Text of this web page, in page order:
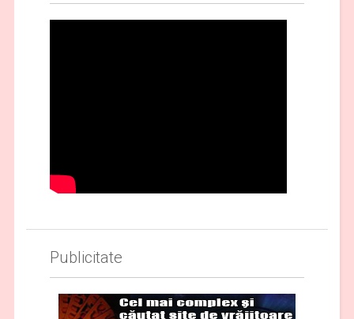
Publicitate